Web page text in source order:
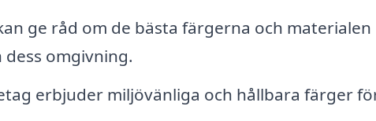
ge råd om de bästa färgerna och materialen
omgivning.
erbjuder miljövänliga och hållbara färger